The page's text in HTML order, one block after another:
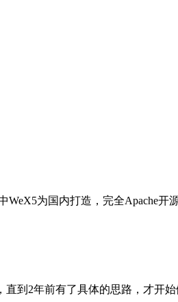
为国内打造，完全Apache开
到2年前有了具体的思路，才开始